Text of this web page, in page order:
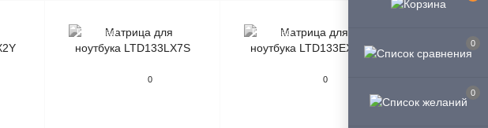
0
0
Продано
0
Продано
0